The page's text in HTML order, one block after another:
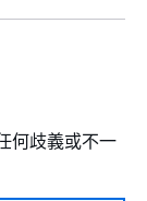
何歧義或不一